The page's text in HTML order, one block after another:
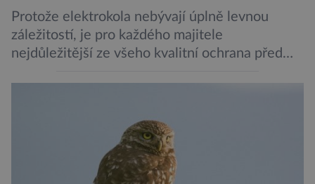
Protože elektrokola nebývají úplně levnou
záležitostí, je pro každého majitele
nejdůležitější ze všeho kvalitní ochrana před
Skutečně nepřehání? Pokud se podrobněji
podíváme na ochranu jejich elektrokol
Electrified S2 a X2, pak je […]